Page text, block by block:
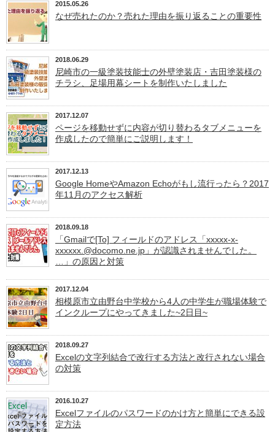
2015.05.26
なぜ売れたのか？売れた理由を振り返ることの重要性
2018.06.29
尼崎市の一級塗装技能士の外壁塗装店・吉田塗装様の
チラシ、足場用幕シートを制作いたしました
2017.12.07
ページを移動せずに内容が切り替わるタブメニューを
作成したので簡単にご説明します！
2017.12.13
Google HomeやAmazon Echoがもし流行ったら？2017
年11月のアクセス解析
2018.09.18
「Gmailで[To] フィールドのアドレス「xxxxx-x-
xxxxxx.@docomo.ne.jp 」が認識されませんでした。
…」の原因と対策
2017.12.04
相模原市立由野台中学校から4人の中学生が職場体験で
インクループにやってきました~2日目~
2018.09.27
Excelの文字列結合で改行する方法と改行されない場合
の対策
2016.10.27
Excelファイルのパスワードのかけ方と簡単にできる設
定方法